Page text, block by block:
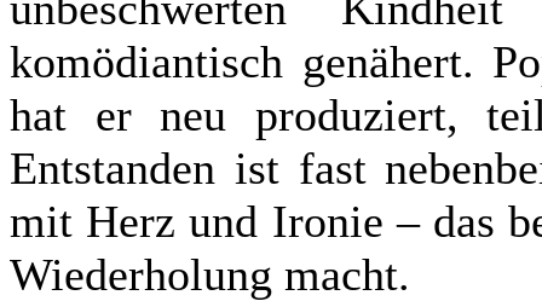
komödiantisch genähert.
hat er neu produziert,
Entstanden ist fast
mit Herz und Ironie – das
Wiederholung macht.